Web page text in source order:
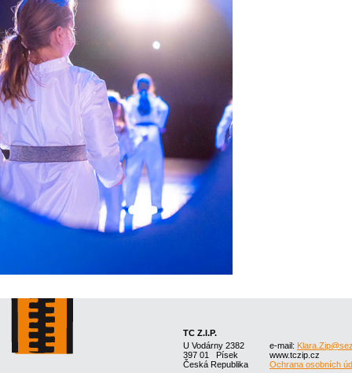
TC Z.I.P.
U Vodárny 2382
397 01 Písek
Česká Republika
e-mail:
www.tczip.cz
Ochrana osobních